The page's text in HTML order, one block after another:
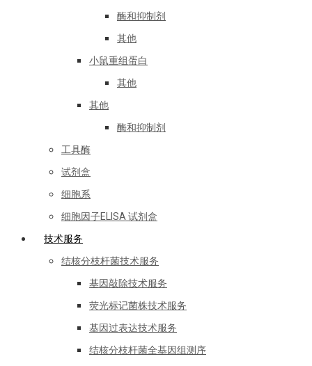
酶和抑制剂
其他
小鼠重组蛋白
其他
其他
酶和抑制剂
工具酶
试剂盒
细胞系
细胞因子ELISA 试剂盒
技术服务
结核分枝杆菌技术服务
基因敲除技术服务
荧光标记菌株技术服务
基因过表达技术服务
结核分枝杆菌全基因组测序